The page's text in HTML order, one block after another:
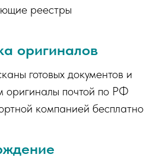
реестры
оригиналов
готовых документов и
оригиналы почтой по РФ
компанией бесплатно